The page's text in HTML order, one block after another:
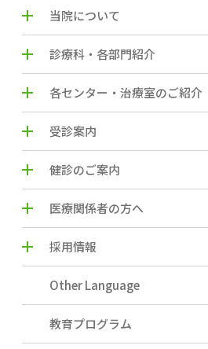
当院について
診療科・各部門紹介
各センター・治療室のご紹介
受診案内
健診のご案内
医療関係者の方へ
採用情報
Other Language
教育プログラム